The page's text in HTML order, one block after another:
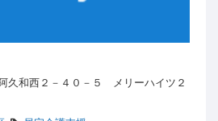
久和西２－４０－５ メリーハイツ２